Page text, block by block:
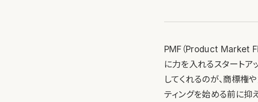
PMF（Product Market
に力を入れるスタートア
してくれるのが、商標権
ティングを始める前に抑